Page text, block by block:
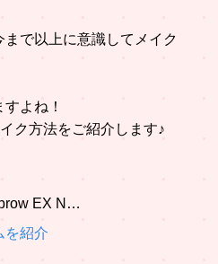
で以上に意識してメイク
よね！
ク方法をご紹介します♪
EX N…
を紹介